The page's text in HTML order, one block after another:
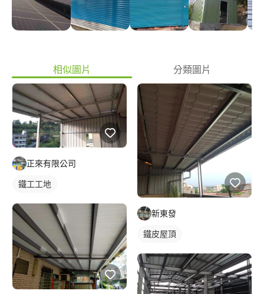
相似圖片 分類圖片
正來有限公司
鐵工工地
新東發
鐵皮屋頂